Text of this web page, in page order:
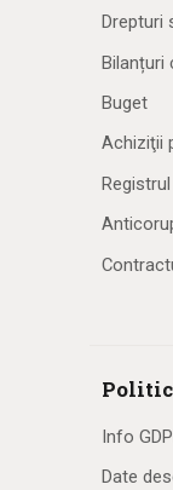
Drepturi
Bilanțuri
Buget
Achiziţii
Info
Date